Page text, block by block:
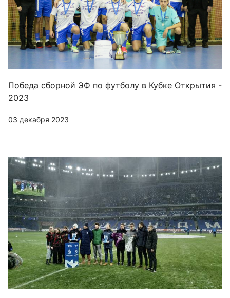
Победа сборной ЭФ по футболу в Кубке Открытия -
2023
03 декабря 2023